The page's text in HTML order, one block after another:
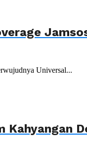
Universal...